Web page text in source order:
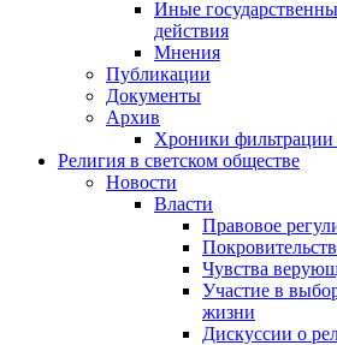
Иные
действия
Мнения
Публикации
Документы
Архив
Хроники фильтрации
Религия в светском обществе
Новости
Власти
Правовое
Чувства
Участие в
жизни
Дискуссии о